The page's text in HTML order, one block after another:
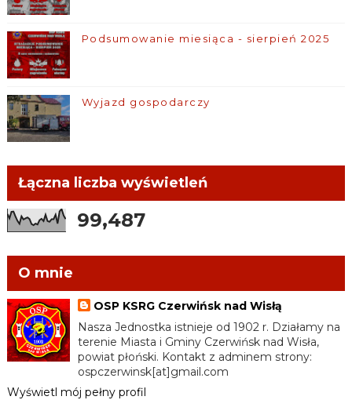
Podsumowanie miesiąca - sierpień 2025
Wyjazd gospodarczy
Łączna liczba wyświetleń
99,487
O mnie
OSP KSRG Czerwińsk nad Wisłą
Nasza Jednostka istnieje od 1902 r. Działamy na
terenie Miasta i Gminy Czerwińsk nad Wisła,
powiat płoński. Kontakt z adminem strony:
ospczerwinsk[at]gmail.com
Wyświetl mój pełny profil